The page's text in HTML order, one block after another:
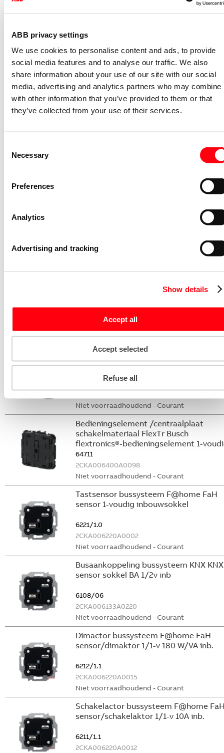
ABB privacy settings
We use cookies to personalise content and ads, to provide
social media features and to analyse our traffic. We also
share information about your use of our site with our social
media, advertising and analytics partners who may combine
with other information that you’ve provided to them or that
they’ve collected from your use of their services.
Selection
Necessary
Preferences
Analytics
Advertising and tracking
Show details
Accept all
Accept selected
Refuse all
Bussysteem KNX
Bussysteem KNX-RF
(radiofrequent)
Nee
Bussysteem radiofrequent
Bussysteem LON
Nee
Bussysteem Powerline
Nee
Met indicatieveld
Nee
Gerelateerde artikelen
Intelligent bedieningselement FlexTr.,
F@H/FlexTr-WL Busch-flexTronics®
wireless bedieningselement 1-voudig
62711-WL
Niet voorraadhoudend - Courant
Bedieningselement /centraalplaat
schakelmateriaal FlexTr Busch
flextronics®-bedieningselement 1-
64711
2CKA006400A0098
Niet voorraadhoudend - Courant
Tastsensor bussysteem F@home FaH
sensor 1-voudig inbouwsokkel
6221/1.0
2CKA006220A0002
Niet voorraadhoudend - Courant
Busaankoppeling bussysteem KNX KNX
sensor sokkel BA 1/2v inb
6108/06
2CKA006133A0220
Niet voorraadhoudend - Courant
Dimactor bussysteem F@home FaH
sensor/dimaktor 1/1-v 180 W/VA inb.
6212/1.1
2CKA006220A0015
Niet voorraadhoudend - Courant
Schakelactor bussysteem F@home
sensor/schakelaktor 1/1-v 10A inb.
6211/1.1
2CKA006220A0012